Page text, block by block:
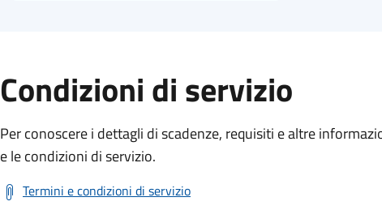
Condizioni di servizio
Per conoscere i dettagli di scadenze, requisiti e altre
e le condizioni di servizio.
Termini e condizioni di servizio